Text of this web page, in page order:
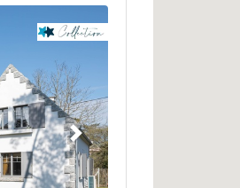
Suivant